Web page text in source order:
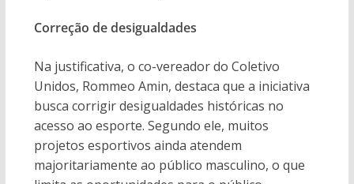
Correção de desigualdades
Na justificativa, o co-vereador do Coletivo
Unidos, Rommeo Amin, destaca que a iniciativa
busca corrigir desigualdades históricas no
acesso ao esporte. Segundo ele, muitos
projetos esportivos ainda atendem
majoritariamente ao público masculino, o que